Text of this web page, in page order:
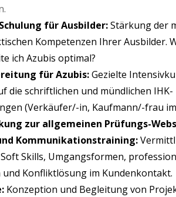
für Aus­bil­der:Stär­kung der
Kom­pe­ten­zen Ihrer Aus­bil­der.
ich Azu­bis optimal?
für Azu­bis:Geziel­te
die schrift­li­chen und münd­li­chen IHK-
(Ver­käu­fer/-in, Kauf­man­n/-frau
zur all­ge­mei­nen Prüfungs-
Kom­mu­ni­ka­ti­ons­trai­ning:
Skills, Umgangs­for­men,
Kon­flikt­lö­sung im Kundenkontakt.
Kon­zep­ti­on und Beglei­tung von